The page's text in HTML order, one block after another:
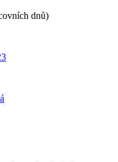
dnů)